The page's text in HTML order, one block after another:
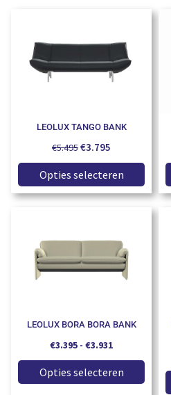
LEOLUX TANGO BANK
€5.495€3.795
Opties selecteren
LEOLUX BORA BORA BANK
€3.395 - €3.931
Opties selecteren